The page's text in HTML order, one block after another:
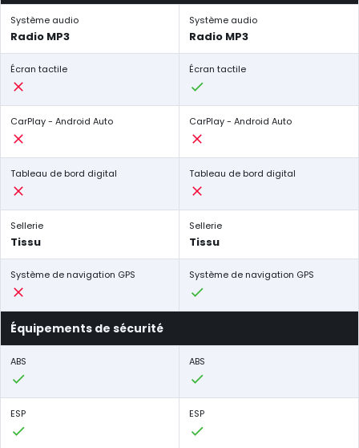
Système audio
Radio MP3
Système audio
Radio MP3
Écran tactile Écran tactile
CarPlay - Android Auto CarPlay - Android Auto
Tableau de bord digital Tableau de bord digital
Sellerie
Tissu
Sellerie
Tissu
Système de navigation GPS Système de navigation GPS
Équipements de sécurité
ABS ABS
ESP ESP